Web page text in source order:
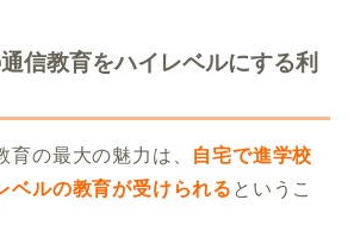
信教育をハイレベルにする利
の最大の魅力は、 自宅で進学校
ベルの教育が受けられる というこ